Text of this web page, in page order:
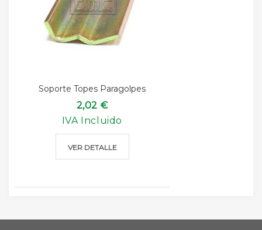
Soporte Topes Paragolpes
2,02 €
IVA Incluido
VER DETALLE